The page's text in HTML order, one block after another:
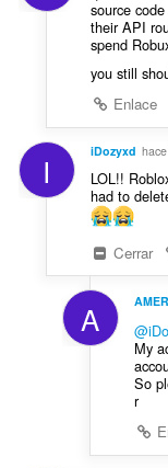
source
their API
spend
you still
Enlace
I iDozyxd
LOL!!
had to
Cerrar
A
My
So
r